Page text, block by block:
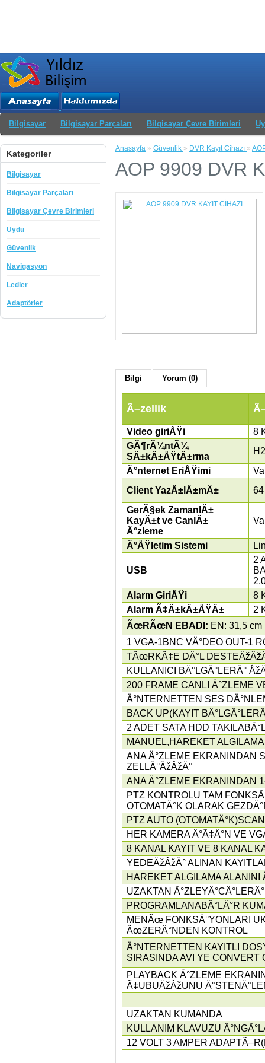
Bilgisayar Bilgisayar Parçaları Bilgisayar Çevre Birimleri
Kategoriler
Bilgisayar
Bilgisayar Parçaları
Bilgisayar Çevre Birimleri
Uydu
Güvenlik
Navigasyon
Ledler
Adaptörler
Anasayfa » Güvenlik » DVR Kayıt Cihazı »
AOP 9909 DVR
Bilgi Yorum (0)
Ã–zellik
Video giriÅŸi
8
GÃ¶rÃ¼ntÃ¼
SÄ±kÄ±ÅŸtÄ±rma
Ä°nternet EriÅŸimi
Client YazÄ±lÄ±mÄ±
GerÃ§ek ZamanlÄ±
KayÄ±t ve CanlÄ±
Ä°zleme
Ä°ÅŸletim Sistemi
USB
2
Alarm GiriÅŸi
8
Alarm Ã‡Ä±kÄ±ÅŸÄ±
2
ÃœRÃœN EBADI: EN: 31,5
1 VGA-1BNC VÄ°DEO OUT-1
TÃœRKÃ‡E DÄ°L
KULLANICI BÄ°LGÄ°LERÄ°
200 FRAME CANLI Ä°ZLEME
Ä°NTERNETTEN SES
BACK UP(KAYIT
2 ADET SATA HDD
MANUEL,HAREKET
ANA Ä°ZLEME EKRANINDAN
ZELLÄ°ÄžÂžÄ°
ANA Ä°ZLEME EKRANINDAN
PTZ KONTROLU TAM
OTOMATÄ°K OLARAK
PTZ AUTO
HER KAMERA Ä°Ã‡Ä°N VE
8 KANAL KAYIT VE 8 KANAL
YEDEÄžÂžÄ° ALINAN
HAREKET ALGILAMA
UZAKTAN
PROGRAMLANABÄ°LÄ°R
MENÃœ FONKSÄ°YONLARI
ÃœZERÄ°NDEN KONTROL
Ä°NTERNETTEN KAYITLI
SIRASINDA AVI YE CONVERT
PLAYBACK Ä°ZLEME
Ã‡UBUÄžÂžUNU
UZAKTAN KUMANDA
KULLANIM KLAVUZU
12 VOLT 3 AMPER